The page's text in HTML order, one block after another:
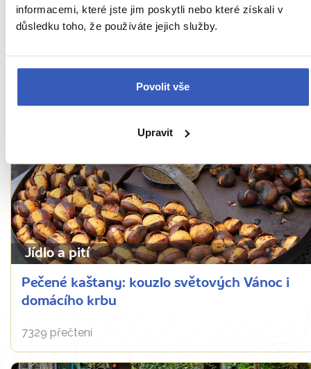
informacemi, které jste jim poskytli nebo které získali v
důsledku toho, že používáte jejich služby.
Povolit vše
Upravit
Budapešťské mosty: strážci maďarské
metropole & spojnice historie, architektury,
Jídlo a pití
Pečené kaštany: kouzlo světových Vánoc i
domácího krbu
7329 přečtení